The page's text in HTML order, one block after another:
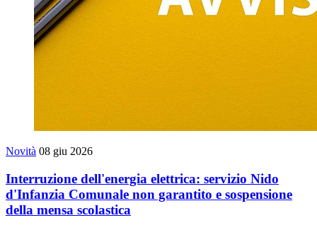
Novità 08 giu 2026
Interruzione dell'energia elettrica: servizio Nido
d'Infanzia Comunale non garantito e sospensione
della mensa scolastica